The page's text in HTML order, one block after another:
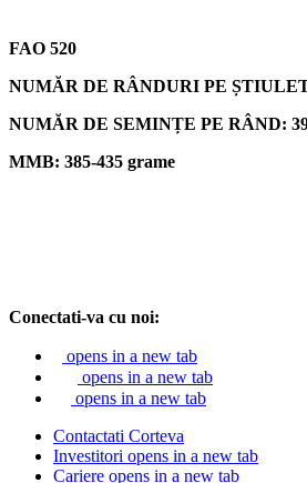
FAO 520
NUMĂR DE RÂNDURI PE
NUMĂR DE SEMINȚE PE RÂND:
MMB: 385-435 grame
Conectati-va cu noi:
opens in a new tab
opens in a new tab
opens in a new tab
Contactati Corteva
Investitori opens in a new tab
Cariere opens in a new tab